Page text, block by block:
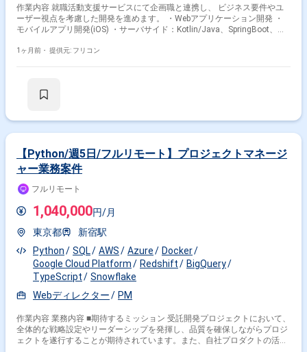
作業内容 就職活動支援サービスにて企画職と連携し、 ビジネス要件やユ
ーザー視点を考慮した開発を進めます。 ・Webアプリケーション開発 ・
モバイルアプリ開発(iOS) ・サーバサイド：Kotlin/Java、SpringBoot、
Playwright ・フロントエンド：React、Apollo、TypeScript、Knockout、
Figma ・コミュニケーション：GitHubEnterpriseCloud、Notion、Slack、
1ヶ月前・ 提供元: フリコン
【Python/週5日/フルリモート】プロジェクトマネージ
ャー業務案件
フルリモート
1,040,000円/月
東京都
新宿駅
Python
SQL AWS Azure
Docker
Google Cloud Platform
Redshift
BigQuery
TypeScript
Snowflake
Webディレクター
PM
作業内容 業務内容 ■期待するミッション 受託開発プロジェクトにおいて、
全体的な戦略設定やリーダーシップを発揮し、品質を確保しながらプロジ
ェクトを遂行することが期待されています。また、自社プロダクトの活用